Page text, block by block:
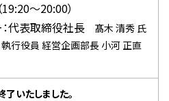
～20:00）
代表取締役社長 髙木 清秀 氏
経営企画部長 小河 正直
いたしました。